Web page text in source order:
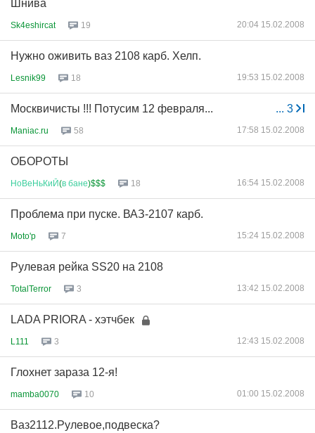
Шнива
Sk4eshircat 19 20:04 15.02.2008
Нужно оживить ваз 2108 карб. Хелп.
Lesnik99 18 19:53 15.02.2008
... 3
Москвичисты !!! Потусим 12 февраля...
Maniac.ru 58 17:58 15.02.2008
ОБОРОТЫ
НоВеНьКиЙ(в бане)$$$ 18 16:54 15.02.2008
Проблема при пуске. ВАЗ-2107 карб.
Moto'p 7 15:24 15.02.2008
Рулевая рейка SS20 на 2108
TotalTerror 3 13:42 15.02.2008
LADA PRIORA - хэтчбек
L111 3 12:43 15.02.2008
Глохнет зараза 12-я!
mamba0070 10 01:00 15.02.2008
Ваз2112.Рулевое,подвеска?